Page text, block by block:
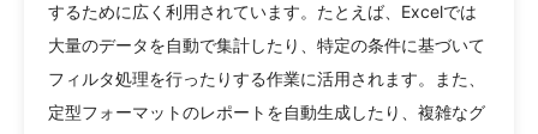
するために広く利用されています。たとえば、Excelでは
大量のデータを自動で集計したり、特定の条件に基づいて
フィルタ処理を行ったりする作業に活用されます。また、
定型フォーマットのレポートを自動生成したり、複雑なグ